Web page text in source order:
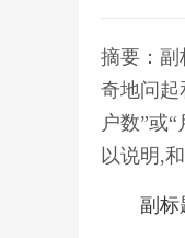
摘要：副
奇地问起
户数”或
以说明,
副标